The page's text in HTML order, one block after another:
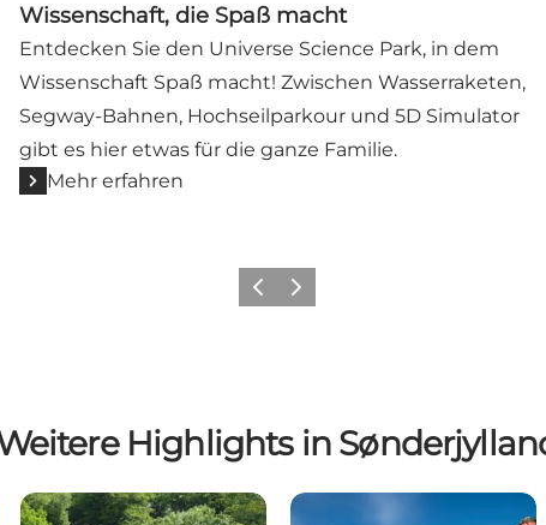
Wissenschaft, die Spaß macht
Entdecken Sie den Universe Science Park, in dem
Wissenschaft Spaß macht! Zwischen Wasserraketen,
Segway-Bahnen, Hochseilparkour und 5D Simulator
gibt es hier etwas für die ganze Familie.
Mehr erfahren
ZurückWeiter
Highlights in